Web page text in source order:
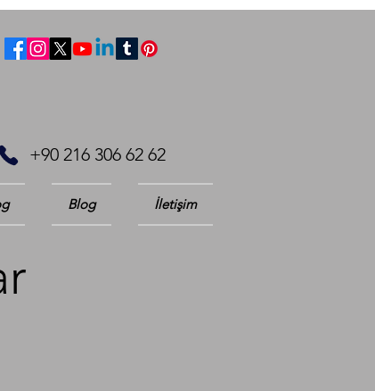
+90 216 306 62 62
Blog İletişim